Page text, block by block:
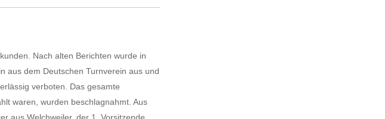
Nach alten Berichten wurde in
aus dem Deutschen Turnverein aus und
verboten. Das gesamte
waren, wurden beschlagnahmt. Aus
aus Welchweiler, der 1. Vorsitzende